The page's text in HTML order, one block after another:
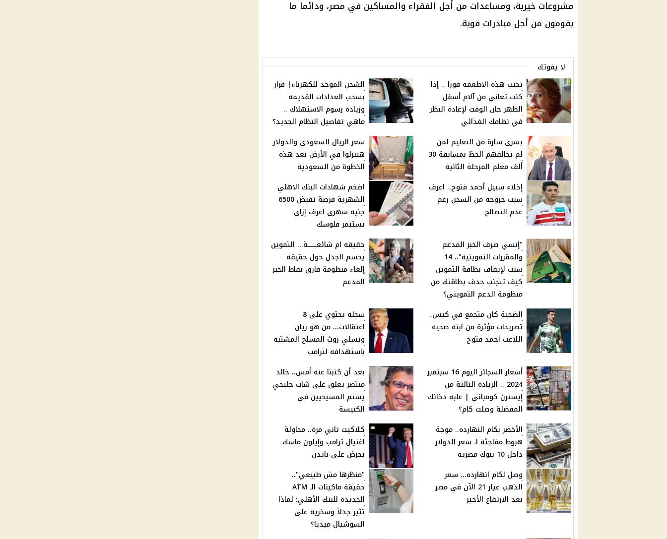
مشروعات خيرية، ومساعدات من أجل الفقراء والمساكين في مصر، ودائما ما
يقومون من أجل مبادرات قوية.
لا يفوتك
تجنب هذه الاطعمه فورا .. إذا
كنت تعاني من آلام أسفل
الظهر حان الوقت لإعادة النظر
في نظامك الغذائي
الشحن الموحد للكهرباء| قرار
بسحب العدادات القديمة
وزيادة رسوم الاستهلاك ..
ماهي تفاصيل النظام الجديد؟
بشرى سارة من التعليم لمن
لم يحالفهم الحظ بمسابقة 30
ألف معلم المرحلة الثانية
سعر الريال السعودي والدولار
هينزلوا في الأرض بعد هذه
الخطوة من السعودية
إخلاء سبيل أحمد فتوح.. اعرف
سبب خروجه من السجن رغم
عدم التصالح
اضخم شهادات البنك الاهلي
الشهرية فرصة تقبض 6500
جنيه شهرى اعرف إزاي
تستثمر فلوسك
"إنسي صرف الخبز المدعم
والمقررات التموينية".. 14
سبب لإيقاف بطاقة التموين
كيف تتجنب حذف بطاقتك من
منظومة الدعم التمويني؟
حقيقه ام شائعــــــة... التموين
يحسم الجدل حول حقيقه
إلغاء منظومة فارق نقاط الخبز
المدعم
الضحية كان متجمع في كيس..
تصريحات مؤثرة من ابنة ضحية
اللاعب أحمد فتوح
سجله يحتوي على 8
اعتقالات... من هو ريان
ويسلي روث المسلح المشتبه
باستهدافه لترامب
أسعار السجائر اليوم 16 سبتمبر
2024 .. الزيادة الثالثة من
إيسترن كومباني | علبة دخانك
المفضلة وصلت كام؟
بعد أن كتبنا عنه أمس.. خالد
منتصر يعلق على شاب خليجي
يشتم المسيحيين في
الكنيسة
الأخضر بكام النهارده.. موجة
هبوط مفاجئة لـ سعر الدولار
داخل 10 بنوك مصريه
كلاكيت تاني مرة.. محاولة
اغتيال ترامب وإيلون ماسك
يحرض على بايدن
وصل لكام انهارده... سعر
الذهب عيار 21 الآن في مصر
بعد الارتفاع الأخير
"منظرها مش طبيعي"..
حقيقة ماكينات الـ ATM
الجديدة للبنك الأهلي: لماذا
تثير جدلاً وسخرية على
السوشيال ميديا؟